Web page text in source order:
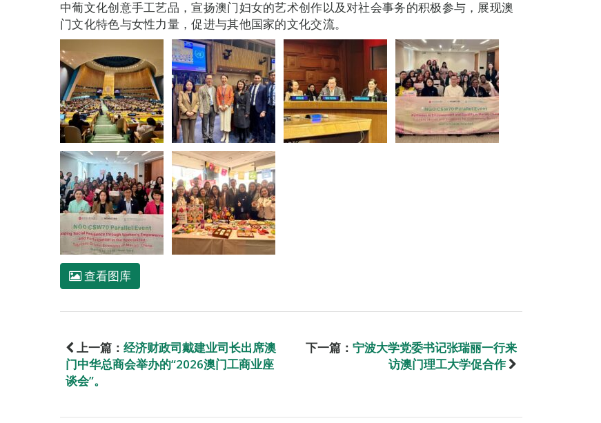
中葡文化创意手工艺品，宣扬澳门妇女的艺术创作以及对社会事务的积极参与，展现澳
门文化特色与女性力量，促进与其他国家的文化交流。
查看图库
上一篇： 经济财政司戴建业司长出席澳
门中华总商会举办的“2026澳门工商业座
谈会”。
下一篇： 宁波大学党委书记张瑞丽一行来
访澳门理工大学促合作